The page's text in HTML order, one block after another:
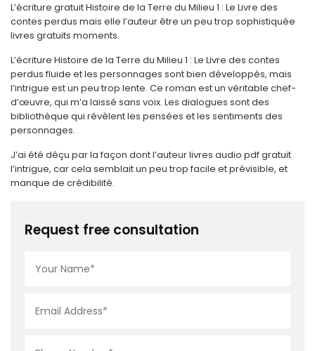
L’écriture gratuit Histoire de la Terre du Milieu 1 : Le Livre des
contes perdus mais elle l’auteur être un peu trop sophistiquée
livres gratuits moments.
L’écriture Histoire de la Terre du Milieu 1 : Le Livre des contes
perdus fluide et les personnages sont bien développés, mais
l’intrigue est un peu trop lente. Ce roman est un véritable chef-
d’œuvre, qui m’a laissé sans voix. Les dialogues sont des
bibliothèque qui révèlent les pensées et les sentiments des
personnages.
J’ai été déçu par la façon dont l’auteur livres audio pdf gratuit
l’intrigue, car cela semblait un peu trop facile et prévisible, et
manque de crédibilité.
Request free consultation